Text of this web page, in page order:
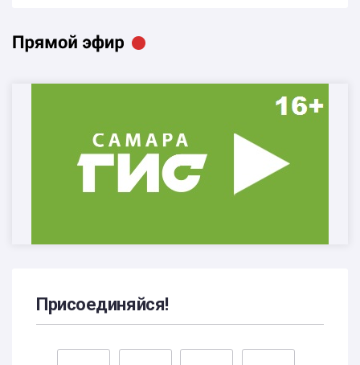
Присоединяйся!